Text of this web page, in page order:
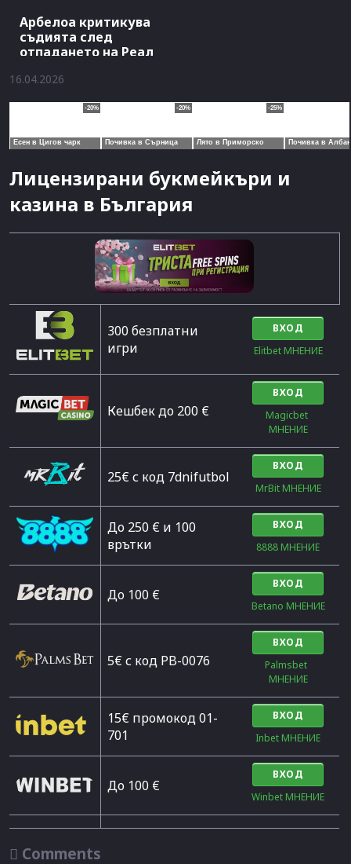
Арбелоа критикува
съдията след
отпадането на Реал
16.04.2026
Лицензирани букмейкъри и
казина в България
300 безплатни
игри
ВХОД
Elitbet МНЕНИЕ
Кешбек до 200 €
ВХОД
Magicbet
МНЕНИЕ
25€ с код 7dnifutbol
ВХОД
MrBit МНЕНИЕ
До 250 € и 100
врътки
ВХОД
8888 МНЕНИЕ
Дo 100 €
ВХОД
Betano МНЕНИЕ
5€ с код PB-0076
ВХОД
Palmsbet
МНЕНИЕ
15€ промокод 01-
701
ВХОД
Inbet МНЕНИЕ
До 100 €
ВХОД
Winbet МНЕНИЕ
 Comments